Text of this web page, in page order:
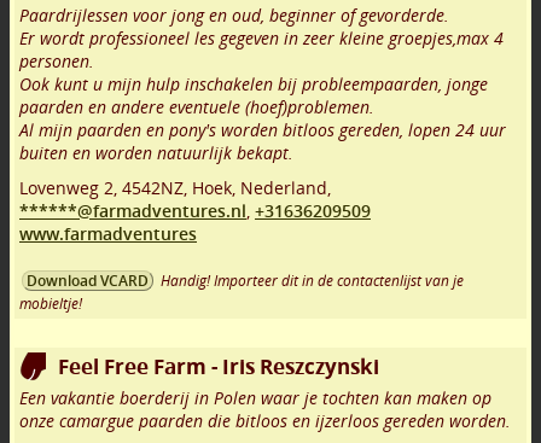
Paardrijlessen voor jong en oud, beginner of gevorderde.
Er wordt professioneel les gegeven in zeer kleine groepjes,max 4
personen.
Ook kunt u mijn hulp inschakelen bij probleempaarden, jonge
paarden en andere eventuele (hoef)problemen.
Al mijn paarden en pony's worden bitloos gereden, lopen 24 uur
buiten en worden natuurlijk bekapt.
Lovenweg 2, 4542NZ, Hoek, Nederland,
******@farmadventures.nl, +31636209509
www.farmadventures
Download VCARD
Handig! Importeer dit in de contactenlijst van je
mobieltje!
Feel Free Farm - Iris Reszczynski
Een vakantie boerderij in Polen waar je tochten kan maken op
onze camargue paarden die bitloos en ijzerloos gereden worden.